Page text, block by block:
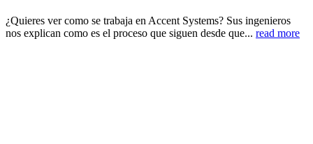
¿Quieres ver como se trabaja en Accent Systems? Sus ingenieros
nos explican como es el proceso que siguen desde que... read more